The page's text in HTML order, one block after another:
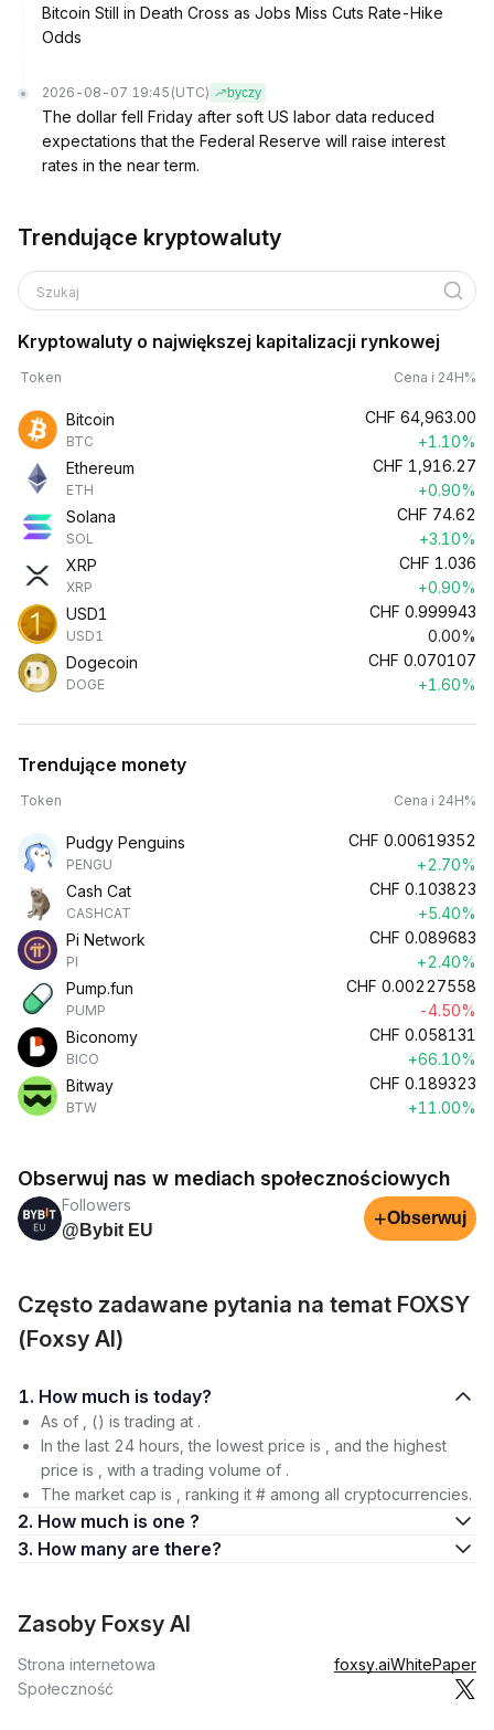
Bitcoin Still in Death Cross as Jobs Miss Cuts Rate-Hike
Odds
2026-08-07 19:45 (UTC) byczy
The dollar fell Friday after soft US labor data reduced
expectations that the Federal Reserve will raise interest
rates in the near term.
Trendujące kryptowaluty
Szukaj
Kryptowaluty o największej kapitalizacji rynkowej
Token Cena i 24H%
Bitcoin
BTC
CHF 64,963.00
+1.10%
Ethereum
ETH
CHF 1,916.27
+0.90%
Solana
SOL
CHF 74.62
+3.10%
XRP
XRP
CHF 1.036
+0.90%
USD1
USD1
CHF 0.999943
0.00%
Dogecoin
DOGE
CHF 0.070107
+1.60%
Trendujące monety
Token Cena i 24H%
Pudgy Penguins
PENGU
CHF 0.00619352
+2.70%
Cash Cat
CASHCAT
CHF 0.103823
+5.40%
Pi Network
PI
CHF 0.089683
+2.40%
Pump.fun
PUMP
CHF 0.00227558
-4.50%
Biconomy
BICO
CHF 0.058131
+66.10%
Bitway
BTW
CHF 0.189323
+11.00%
Obserwuj nas w mediach społecznościowych
Followers
@Bybit EU
+Obserwuj
Często zadawane pytania na temat FOXSY
(Foxsy AI)
1. How much is today?
As of , () is trading at .
In the last 24 hours, the lowest price is , and the highest
price is , with a trading volume of .
The market cap is , ranking it # among all cryptocurrencies.
2. How much is one ?
3. How many are there?
Zasoby Foxsy AI
Strona internetowa foxsy.aiWhitePaper
Społeczność